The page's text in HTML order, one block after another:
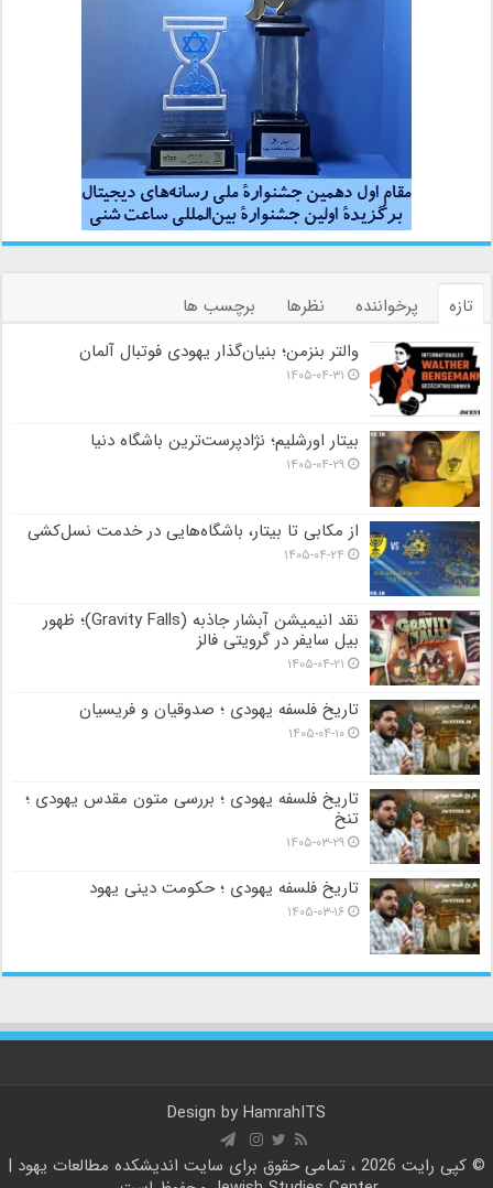
تازه پرخواننده نظرها
برچسب ها
والتر بنزمن؛ بنیان‌گذار یهودی فوتبال آلمان
۱۴۰۵-۰۴-۳۱
بیتار اورشلیم؛ نژادپرست‌ترین باشگاه دنیا
۱۴۰۵-۰۴-۲۹
از مکابی تا بیتار، باشگاه‌هایی در خدمت نسل‌کشی
۱۴۰۵-۰۴-۲۴
نقد انیمیشن آبشار جاذبه (Gravity Falls)؛ ظهور
بیل سایفر در گرویتی فالز
۱۴۰۵-۰۴-۲۱
تاریخ فلسفه یهودی ؛ صدوقیان و فریسیان
۱۴۰۵-۰۴-۱۰
تاریخ فلسفه یهودی ؛ بررسی متون مقدس یهودی ؛
تنخ
۱۴۰۵-۰۳-۲۹
تاریخ فلسفه یهودی ؛ حکومت دینی یهود
۱۴۰۵-۰۳-۱۶
Design by HamrahITS
© کپی رایت 2026 ، تمامی حقوق برای سایت
اندیشکده مطالعات یهود |